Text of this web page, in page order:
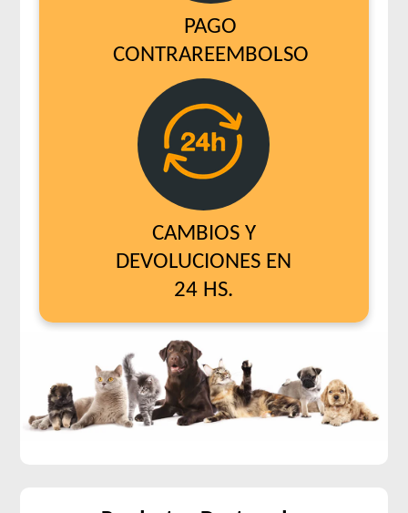
PAGO
CONTRAREEMBOLSO
CAMBIOS Y
DEVOLUCIONES EN
24 HS.